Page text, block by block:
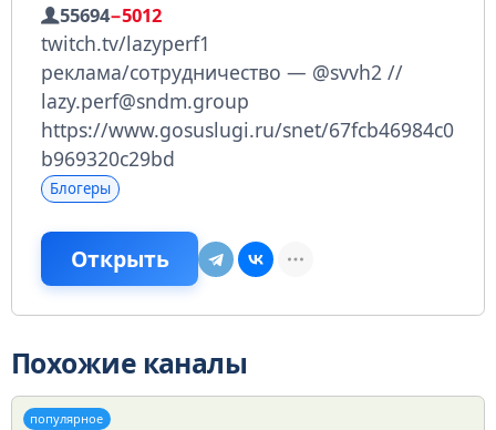
55694−5012
twitch.tv/lazyperf1
реклама/сотрудничество — @svvh2 //
lazy.perf@sndm.group
https://www.gosuslugi.ru/snet/67fcb46984c0
b969320c29bd
Блогеры
Открыть
Похожие каналы
популярное